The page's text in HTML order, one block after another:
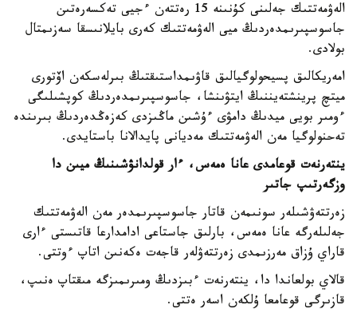
الەۋمەتتىك جەلىنى كۇنىنە 15 رەتتەن ءجيى تەكسەرەتىن
جاسوسپىرىمدەردىڭ ميى الەۋمەتتىك كەرى بايلانىسقا سەزىمتال
بولادى.
امەريكالىق پسيحولوگيالىق قاۋىمداستىقتىڭ بىرلەسكەن اۆتورى
ميتچ پرينشتەيننىڭ ايتۋىنشا، جاسوسپىرىمدەردىڭ كوپشىلىگى
ءومىر بويى ميدىڭ دامۋى ءۇشىن ماڭىزدى كەزەڭدەردىڭ بىرىندە
تەحنولوگيا مەن الەۋمەتتىك مەديانى پايدالانا باستايدى.
ينتەرنەت قوعامدى عانا ەمەس، ءار قولدانۋشىنىڭ ميىن دا
وزگەرتىپ جاتىر
زەرتتەۋشىلەر سونىمەن قاتار جاسوسپىرىمدەر مەن الەۋمەتتىك
جەلىلەرگە عانا ەمەس، بارلىق جاستاعى ادامدارعا قاتىستى ءارى
قاراي ۇزاق مەرزىمدى زەرتتەۋلەر قاجەت ەكەنىن اتاپ ءوتتى.
قالاي بولعاندا دا، ينتەرنەت ءبىزدىڭ ومىرىمىزگە مىقتاپ ەنىپ،
قازىرگى قوعامعا ۇلكەن اسەر ەتتى.